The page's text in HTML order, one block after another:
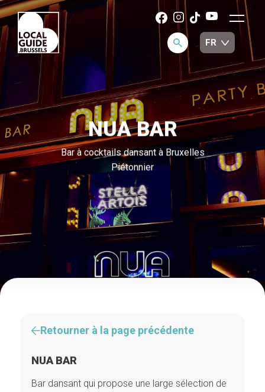
NUA BAR
Bar à cocktails dansant à Bruxelles
Piétonnier
Retourner à la page précédente
NUA BAR
Bar dansant qui propose une large sélection de